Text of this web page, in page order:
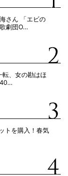
さん 「エビの
劇団O…
転、女の勘はほ
40…
トを購入！春気